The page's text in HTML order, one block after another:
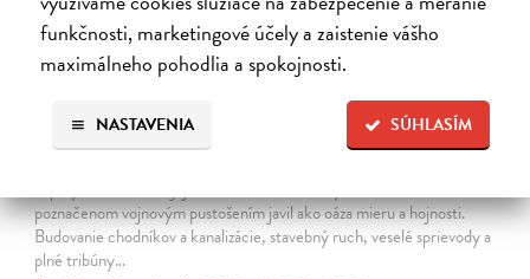
funkčnosti, marketingové účely a zaistenie vášho
maximálneho pohodlia a spokojnosti.
SÚHLASÍM
NASTAVENIA
Kde líšky dávajú dobrú noc
poznačenom vojnovým pustošením javil ako oáza mieru a hojnosti.
Budovanie chodníkov a kanalizácie, stavebný ruch, veselé sprievody a
plné tribúny…